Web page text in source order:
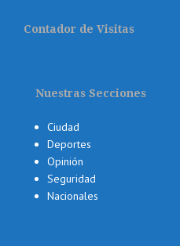
Contador de Visitas
Nuestras Secciones
Ciudad
Deportes
Opinión
Seguridad
Nacionales